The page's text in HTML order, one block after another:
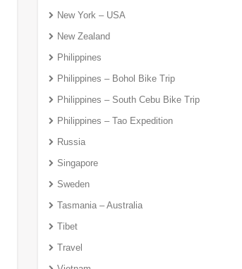
New York – USA
New Zealand
Philippines
Philippines – Bohol Bike Trip
Philippines – South Cebu Bike Trip
Philippines – Tao Expedition
Russia
Singapore
Sweden
Tasmania – Australia
Tibet
Travel